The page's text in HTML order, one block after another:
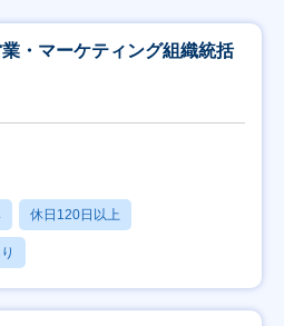
・マーケティング組織統括
休日120日以上